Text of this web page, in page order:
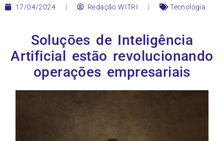
17/04/2024 Redação WITRI Tecnologia
Soluções de Inteligência
Artificial estão revolucionando
operações empresariais